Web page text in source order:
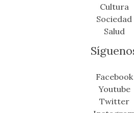
Cultura
Sociedad
Salud
Facebook
Youtube
Twitter